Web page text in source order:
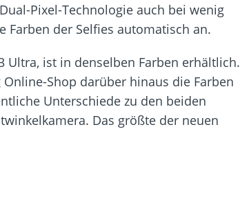
Pixel-Technologie auch bei wenig
Farben der Selfies automatisch an.
Ultra, ist in denselben Farben erhältlich.
Shop darüber hinaus die Farben
Unterschiede zu den beiden
Das größte der neuen